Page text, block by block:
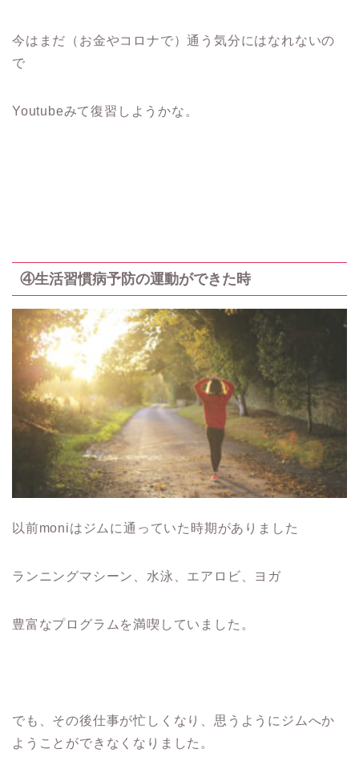
今はまだ（お金やコロナで）通う気分にはなれないの
で
Youtubeみて復習しようかな。
④生活習慣病予防の運動ができた時
以前moniはジムに通っていた時期がありました
ランニングマシーン、水泳、エアロビ、ヨガ
豊富なプログラムを満喫していました。
でも、その後仕事が忙しくなり、思うようにジムへか
ようことができなくなりました。